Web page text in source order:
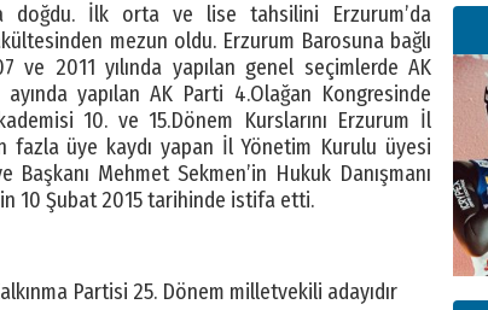
doğdu. İlk orta ve lise tahsilini Erzurum’da
mezun oldu. Erzurum Barosuna bağlı
ve 2011 yılında yapılan genel seçimlerde AK
yapılan AK Parti 4.Olağan Kongresinde
10. ve 15.Dönem Kurslarını Erzurum İl
fazla üye kaydı yapan İl Yönetim Kurulu üyesi
Mehmet Sekmen’in Hukuk Danışmanı
10 Şubat 2015 tarihinde istifa etti.
Partisi 25. Dönem milletvekili adayıdır